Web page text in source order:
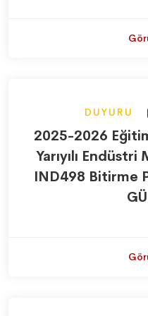
DUYURU
2025-2026
Yarıyılı
IND498 Bitirme